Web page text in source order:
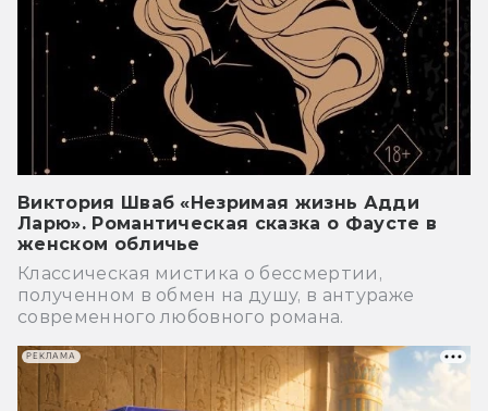
Виктория Шваб «Незримая жизнь Адди
Ларю». Романтическая сказка о Фаусте в
женском обличье
Классическая мистика о бессмертии,
полученном в обмен на душу, в антураже
современного любовного романа.
РЕКЛАМА